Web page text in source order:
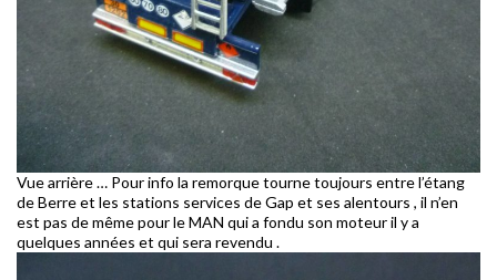
Vue arrière … Pour info la remorque tourne toujours entre l’étang
de Berre et les stations services de Gap et ses alentours , il n’en
est pas de même pour le MAN qui a fondu son moteur il y a
quelques années et qui sera revendu .